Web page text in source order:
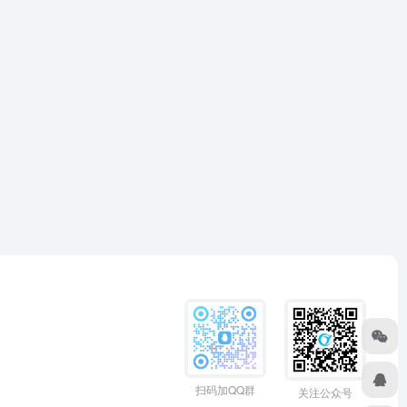
扫码加QQ群 关注公众号